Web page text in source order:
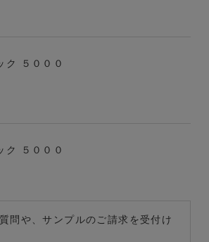
ク ５０００
ク ５０００
問や、サンプルのご請求を受付け